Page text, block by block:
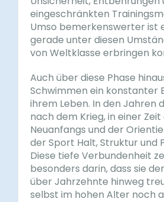
eingeschränkten
Umso bemerkenswerter ist
gerade unter diesen
von Weltklasse erbringen
Auch über diese Phase
Schwimmen ein konstanter
ihrem Leben. In den Jahren
nach dem Krieg, in einer Zeit
Neuanfangs und der
der Sport Halt, Struktur und
Diese tiefe Verbundenheit
besonders darin, dass sie
über Jahrzehnte hinweg
selbst im hohen Alter noch